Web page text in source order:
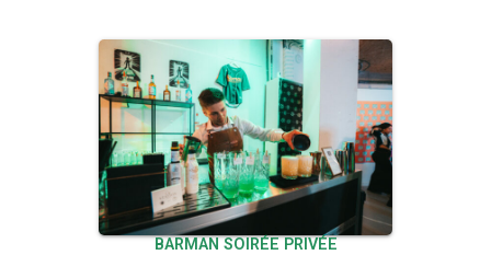
BARMAN SOIRÉE PRIVÉE